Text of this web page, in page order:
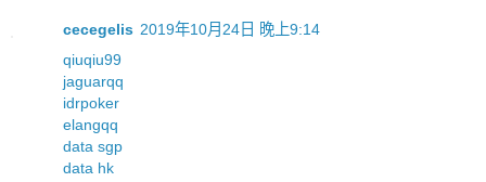
cecegelis 2019年10月24日 晚上9:14
qiuqiu99
jaguarqq
idrpoker
elangqq
data sgp
data hk